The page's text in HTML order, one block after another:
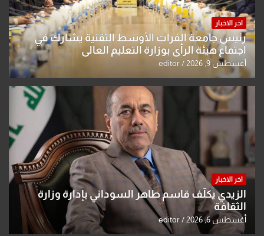
اخر الاخبار
رئيس جامعة الفرات الأوسط التقنية يشارك في
اجتماع هيئة الرأي بوزارة التعليم العالي
أغسطس 9, 2026 editor
اخر الاخبار
الزيدي يكلّف قاسم طاهر السوداني بإدارة وزارة
الثقافة
أغسطس 6, 2026 editor